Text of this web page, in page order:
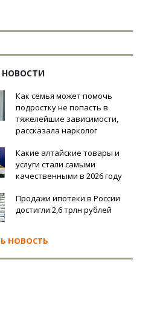
НОВОСТИ
Как семья может помочь
подростку не попасть в
тяжелейшие зависимости,
рассказала нарколог
Какие алтайские товары и
услуги стали самыми
качественными в 2026 году
Продажи ипотеки в России
достигли 2,6 трлн рублей
НОВОСТЬ